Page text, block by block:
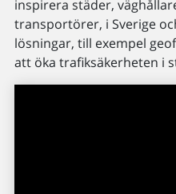
inspirera städer,
transportörer, i Sverige
lösningar, till exempel
att öka trafiksäkerheten i